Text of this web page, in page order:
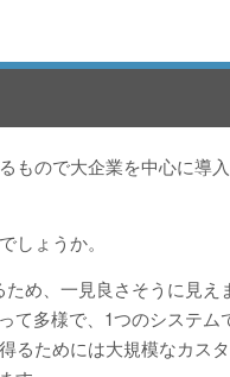
もので大企業を中心に導
しょうか。
め、一見良さそうに見
て多様で、1つのシステ
るためには大規模なカス